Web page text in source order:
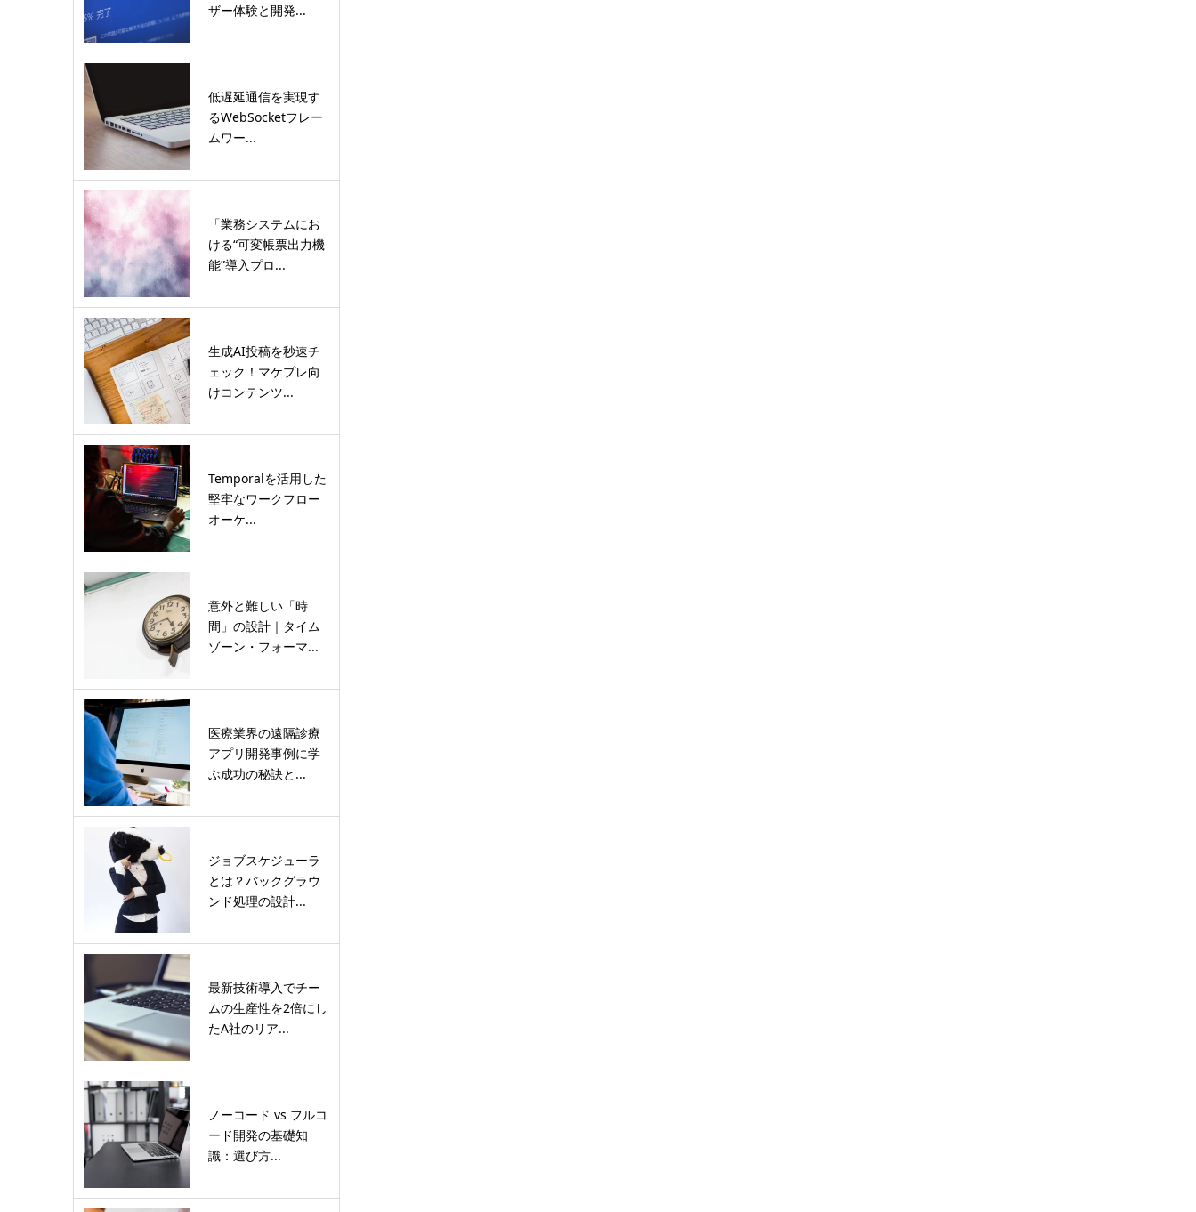
ザー体験と開発...
低遅延通信を実現す
るWebSocketフレー
ムワー...
「業務システムにお
ける“可変帳票出力機
能”導入プロ...
生成AI投稿を秒速チ
ェック！マケプレ向
けコンテンツ...
Temporalを活用した
堅牢なワークフロー
オーケ...
意外と難しい「時
間」の設計｜タイム
ゾーン・フォーマ...
医療業界の遠隔診療
アプリ開発事例に学
ぶ成功の秘訣と...
ジョブスケジューラ
とは？バックグラウ
ンド処理の設計...
最新技術導入でチー
ムの生産性を2倍にし
たA社のリア...
ノーコード vs フルコ
ード開発の基礎知
識：選び方...